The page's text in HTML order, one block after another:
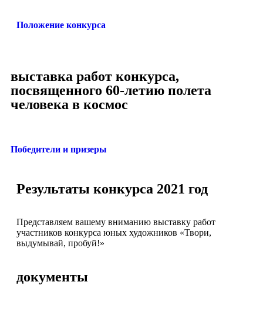
Положение конкурса
выставка работ конкурса,
посвященного 60-летию полета
человека в космос
Победители и призеры
Результаты конкурса 2021 год
Представляем вашему вниманию выставку работ
участников конкурса юных художников «Твори,
выдумывай, пробуй!»
документы